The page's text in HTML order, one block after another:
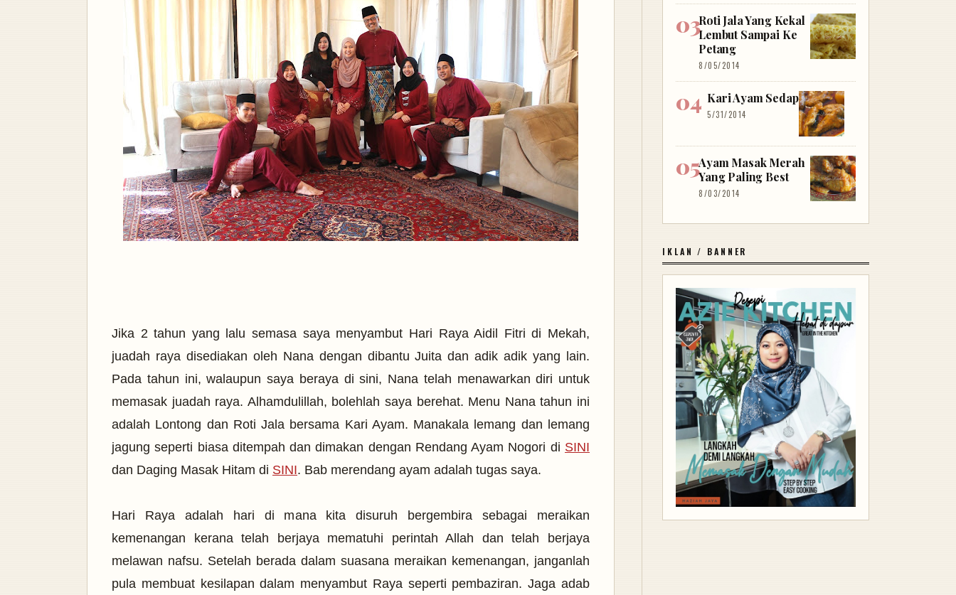
Jika 2 tahun yang lalu semasa saya menyambut Hari Raya Aidil Fitri di Mekah,
juadah raya disediakan oleh Nana dengan dibantu Juita dan adik adik yang lain.
Pada tahun ini, walaupun saya beraya di sini, Nana telah menawarkan diri untuk
memasak juadah raya. Alhamdulillah, bolehlah saya berehat. Menu Nana tahun ini
adalah Lontong dan Roti Jala bersama Kari Ayam. Manakala lemang dan lemang
jagung seperti biasa ditempah dan dimakan dengan Rendang Ayam Nogori di SINI
dan Daging Masak Hitam di SINI. Bab merendang ayam adalah tugas saya.
Hari Raya adalah hari di mana kita disuruh bergembira sebagai meraikan
kemenangan kerana telah berjaya mematuhi perintah Allah dan telah berjaya
melawan nafsu. Setelah berada dalam suasana meraikan kemenangan, janganlah
pula membuat kesilapan dalam menyambut Raya seperti pembaziran. Jaga adab
Roti Jala Yang Kekal
Lembut Sampai Ke
Petang
8/05/2014
Kari Ayam Sedap
5/31/2014
Ayam Masak Merah
Yang Paling Best
8/03/2014
IKLAN / BANNER